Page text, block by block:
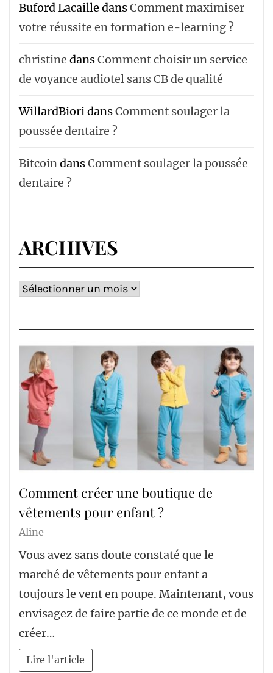
Buford Lacaille dansComment maximiser
votre réussite en formation e-learning ?
christine dansComment choisir un service
de voyance audiotel sans CB de qualité
WillardBioridansComment soulager la
poussée dentaire ?
BitcoindansComment soulager la poussée
dentaire ?
ARCHIVES
Archives
Comment créer une boutique de
vêtements pour enfant ?
Aline
Vous avez sans doute constaté que le
marché de vêtements pour enfant a
toujours le vent en poupe. Maintenant, vous
envisagez de faire partie de ce monde et de
créer…
Lire l'article